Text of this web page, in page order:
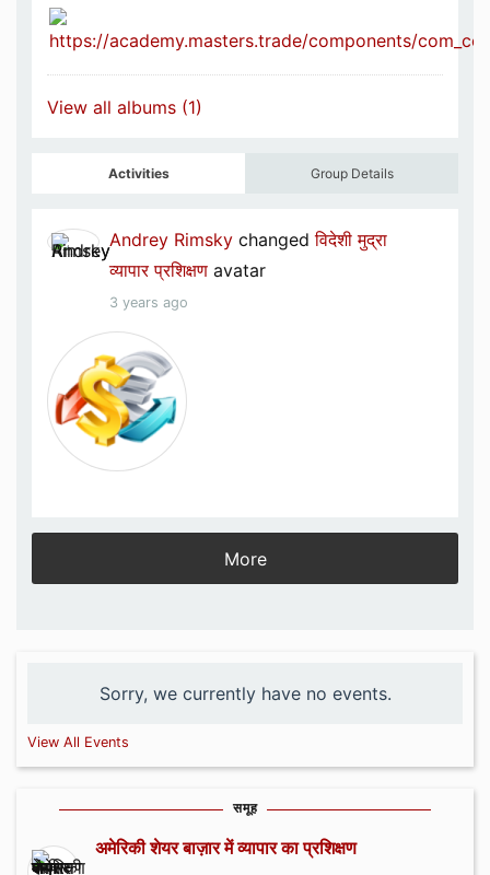
View all albums (1)
Activities Group Details
Andrey Rimsky changedविदेशी मुद्रा
व्यापार प्रशिक्षणavatar
3 years ago
More
Sorry, we currently have no events.
View All Events
समूह
अमेरिकी शेयर बाज़ार में व्यापार का प्रशिक्षण